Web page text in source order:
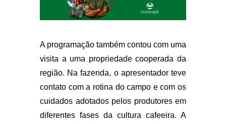
A programação também contou com uma
visita a uma propriedade cooperada da
região. Na fazenda, o apresentador teve
contato com a rotina do campo e com os
cuidados adotados pelos produtores em
diferentes fases da cultura cafeeira. A